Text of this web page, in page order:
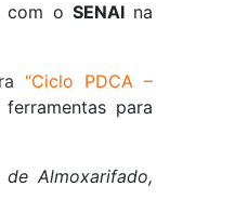
o SENAIna
“Ciclo PDCA –
para
Almoxarifado,